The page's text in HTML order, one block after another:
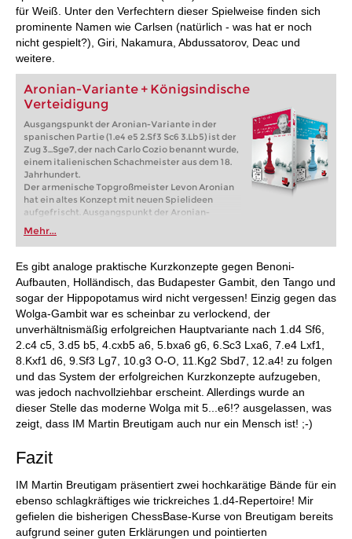
für Weiß. Unter den Verfechtern dieser Spielweise finden sich
prominente Namen wie Carlsen (natürlich - was hat er noch
nicht gespielt?), Giri, Nakamura, Abdussatorov, Deac und
weitere.
Aronian-Variante + Königsindische
Verteidigung
Ausgangspunkt der Aronian-Variante in der
spanischen Partie (1.e4 e5 2.Sf3 Sc6 3.Lb5) ist der
Zug 3...Sge7, der nach Carlo Cozio benannt wurde,
einem italienischen Schachmeister aus dem 18.
Jahrhundert.
Der armenische Topgroßmeister Levon Aronian
hat ein altes Konzept mit neuen Spielideen
aufgefrischt. Ausgangspunkt der Aronian-
Variante in der spanischen Partie (1.e4 e5 2.Sf3
Sc6 3.Lb5) ist der Zug 3...Sge7, der nach Carlo
Cozio benannt wurde, einem italienischen
Schachmeister aus dem 18. Jahrhundert.
Mehr...
Es gibt analoge praktische Kurzkonzepte gegen Benoni-
Aufbauten, Holländisch, das Budapester Gambit, den Tango und
sogar der Hippopotamus wird nicht vergessen! Einzig gegen das
Wolga-Gambit war es scheinbar zu verlockend, der
unverhältnismäßig erfolgreichen Hauptvariante nach 1.d4 Sf6,
2.c4 c5, 3.d5 b5, 4.cxb5 a6, 5.bxa6 g6, 6.Sc3 Lxa6, 7.e4 Lxf1,
8.Kxf1 d6, 9.Sf3 Lg7, 10.g3 O-O, 11.Kg2 Sbd7, 12.a4! zu folgen
und das System der erfolgreichen Kurzkonzepte aufzugeben,
was jedoch nachvollziehbar erscheint. Allerdings wurde an
dieser Stelle das moderne Wolga mit 5...e6!? ausgelassen, was
zeigt, dass IM Martin Breutigam auch nur ein Mensch ist! ;-)
Fazit
IM Martin Breutigam präsentiert zwei hochkarätige Bände für ein
ebenso schlagkräftiges wie trickreiches 1.d4-Repertoire! Mir
gefielen die bisherigen ChessBase-Kurse von Breutigam bereits
aufgrund seiner guten Erklärungen und pointierten